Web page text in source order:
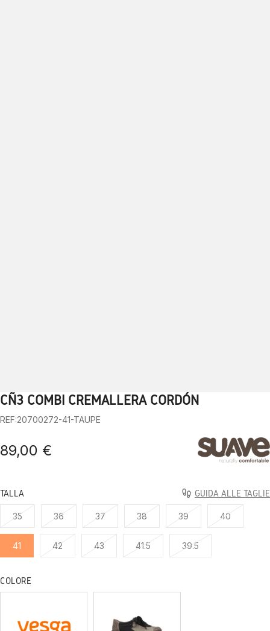
1 2 3 4 5 6 7 8
CÑ3 COMBI CREMALLERA CORDÓN
REF:20700272-41-TAUPE
89,00 €
TALLA GUIDA ALLE TAGLIE
35 36 37 38 39 40
41 42 43 41.5 39.5
COLORE